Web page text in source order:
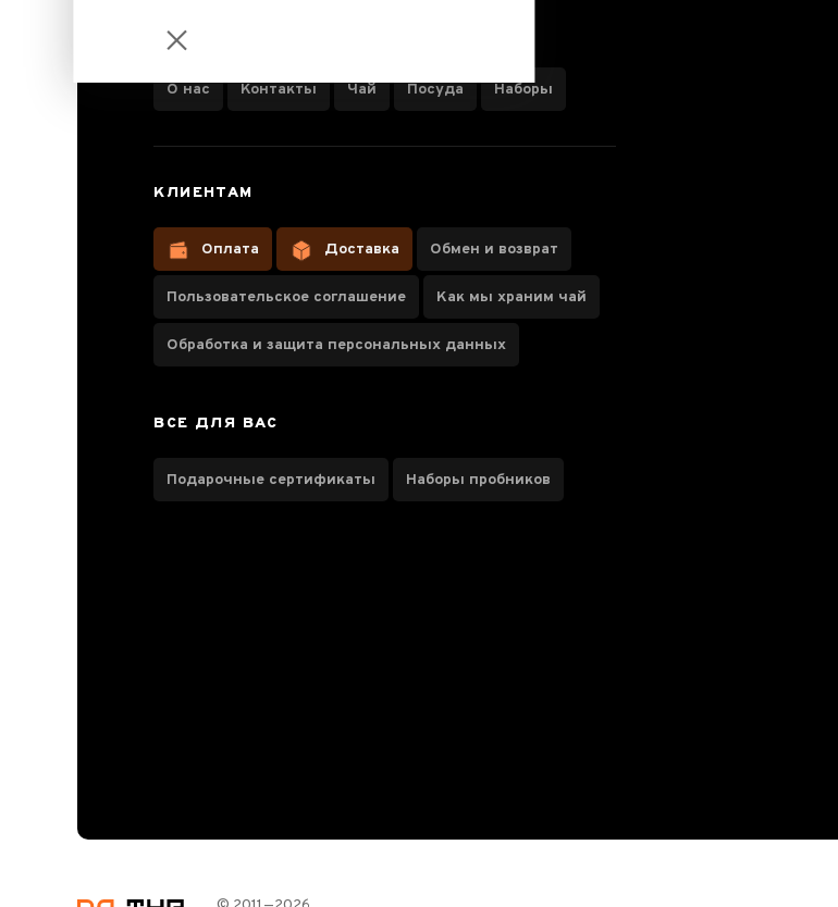
на 1000 грн
Паспорт набору
ИНФОРМАЦИЯ О КОМПАНИИ
О нас Контакты Чай Посуда Наборы
КЛИЕНТАМ
Оплата Доставка Обмен и возврат
Пользовательское соглашение Как мы храним чай
Обработка и защита персональных данных
ВСЕ ДЛЯ ВАС
Подарочные сертификаты Наборы пробников